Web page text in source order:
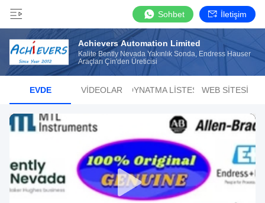
Sohbet İletişim
Achievers Automation Limited
Kalite Bently Nevada Yakınlık Sonda, Endress Hauser
Araçları Çin'den Üreticisi
EVDE VIDEOLAR OYNATMA LISTESI WEB SITESI